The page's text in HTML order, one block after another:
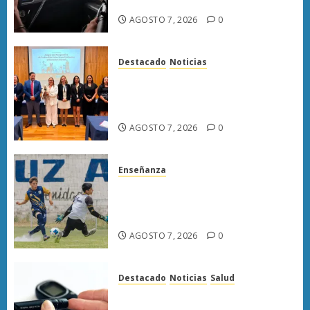
AGOSTO 7, 2026 0
Destacado Noticias
AGOSTO 7, 2026 0
Enseñanza
AGOSTO 7, 2026 0
Destacado Noticias Salud